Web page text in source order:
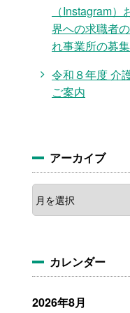
（Instagram
界への求職者
れ事業所の募
令和８年度 介
ご案内
アーカイブ
ア
ー
カ
カレンダー
2026年8月